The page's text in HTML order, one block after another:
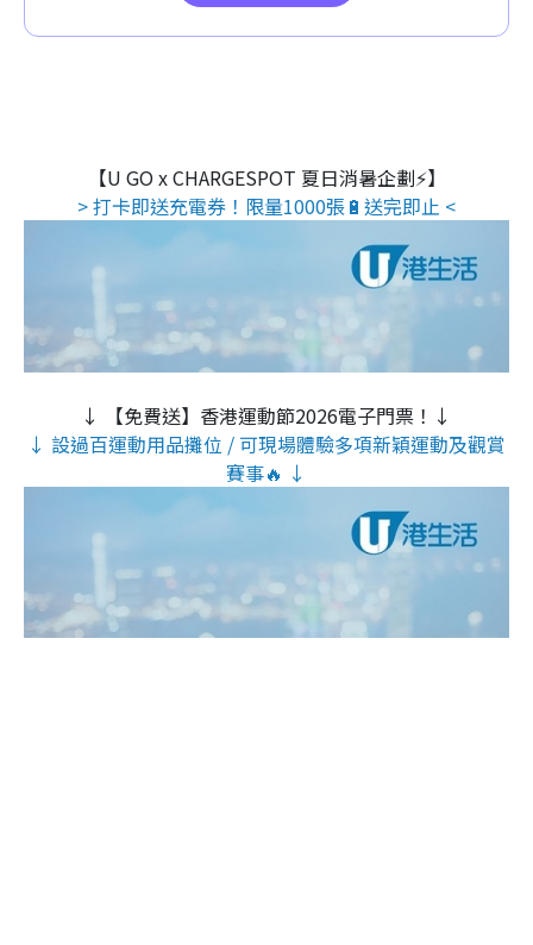
【U GO x CHARGESPOT 夏日消暑企劃⚡】
> 打卡即送充電券！限量1000張🔋送完即止 <
↓ 【免費送】香港運動節2026電子門票！↓
↓ 設過百運動用品攤位 / 可現場體驗多項新穎運動及觀賞
賽事🔥 ↓